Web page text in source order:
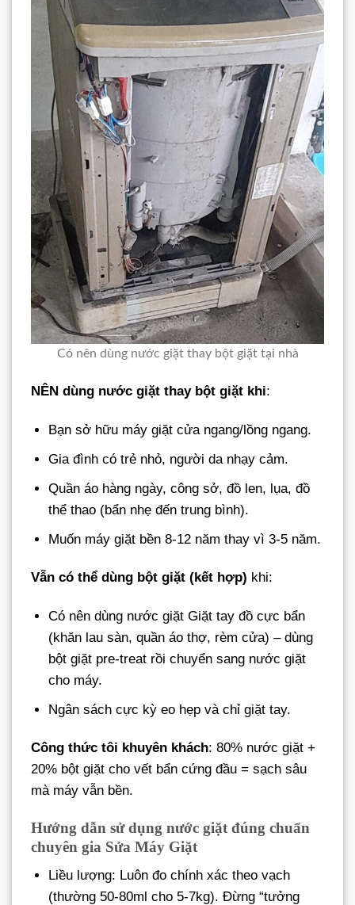
Có nên dùng nước giặt thay bột giặt tại nhà
NÊN dùng nước giặt thay bột giặt khi:
Bạn sở hữu máy giặt cửa ngang/lồng ngang.
Gia đình có trẻ nhỏ, người da nhạy cảm.
Quần áo hàng ngày, công sở, đồ len, lụa, đồ
thể thao (bẩn nhẹ đến trung bình).
Muốn máy giặt bền 8-12 năm thay vì 3-5 năm.
Vẫn có thể dùng bột giặt (kết hợp) khi:
Có nên dùng nước giặt Giặt tay đồ cực bẩn
(khăn lau sàn, quần áo thợ, rèm cửa) – dùng
bột giặt pre-treat rồi chuyển sang nước giặt
cho máy.
Ngân sách cực kỳ eo hẹp và chỉ giặt tay.
Công thức tôi khuyên khách: 80% nước giặt +
20% bột giặt cho vết bẩn cứng đầu = sạch sâu
mà máy vẫn bền.
Hướng dẫn sử dụng nước giặt đúng chuẩn
chuyên gia Sửa Máy Giặt
Liều lượng: Luôn đo chính xác theo vạch
(thường 50-80ml cho 5-7kg). Đừng “tưởng